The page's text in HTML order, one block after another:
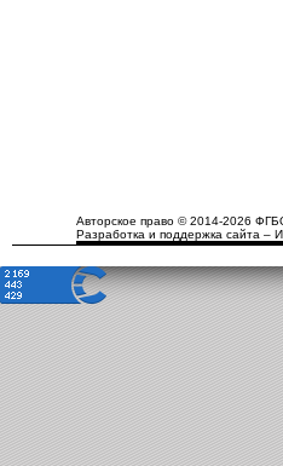
Авторское право © 2014-2026
Разработка и поддержка сайта –